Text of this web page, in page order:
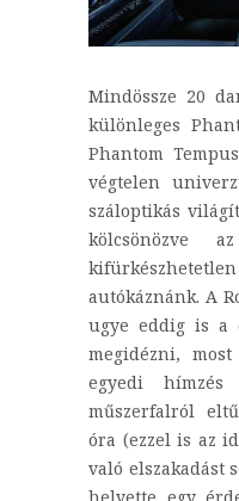
Mindössze 20
különleges
Phantom
végtelen
száloptikás
kölcsönözve
autókáznánk. A
ugye eddig is a
megidézni,
egyedi
műszerfalról
óra (ezzel is az
való elszakadást